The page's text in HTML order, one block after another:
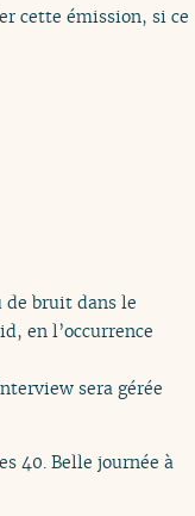
cette émission, si ce
de bruit dans le
en l’occurrence
sera gérée
40. Belle journée à